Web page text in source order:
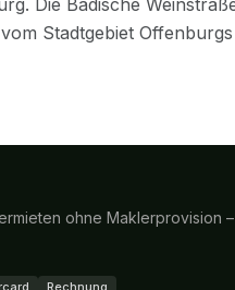
ohne Maklerprovision –
Rechnung